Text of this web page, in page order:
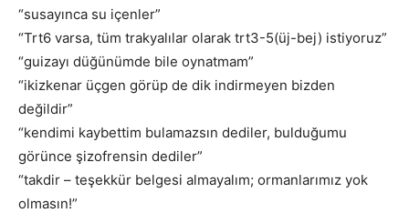
“susayınca su içenler”
“Trt6 varsa, tüm trakyalılar olarak trt3-5(üj-bej) istiyoruz”
“guizayı düğünümde bile oynatmam”
“ikizkenar üçgen görüp de dik indirmeyen bizden
değildir”
“kendimi kaybettim bulamazsın dediler, bulduğumu
görünce şizofrensin dediler”
“takdir – teşekkür belgesi almayalım; ormanlarımız yok
olmasın!”